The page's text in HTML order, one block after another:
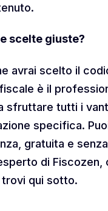
scelte giuste?
avrai scelto il
è il
sfruttare tutti i
specifica.
gratuita e
di Fiscozen,
qui sotto.